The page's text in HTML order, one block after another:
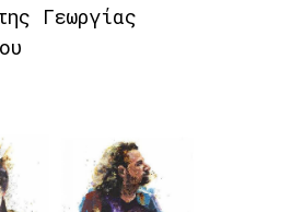
Γεωργίας